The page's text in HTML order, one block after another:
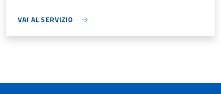
VAI AL SERVIZIO